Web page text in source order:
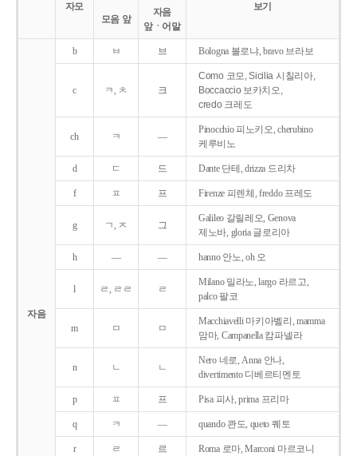
자모
보기
모음 앞
자음
앞ㆍ어말
자음
b ㅂ 브 Bologna 볼로냐, bravo 브라보
c ㅋ, ㅊ 크
Como 코모, Sicilia 시칠리아,
Boccaccio 보카치오,
credo 크레도
ch ㅋ ―
Pinocchio 피노키오, cherubino
케루비노
d ㄷ 드 Dante 단테, drizza 드리차
f ㅍ 프 Firenze 피렌체, freddo 프레도
g ㄱ, ㅈ 그
Galileo 갈릴레오, Genova
제노바, gloria 글로리아
h ― ― hanno 안노, oh 오
l ㄹ, ㄹㄹ ㄹ
Milano 밀라노, largo 라르고,
palco 팔코
m ㅁ ㅁ
Macchiavelli 마키아벨리, mamma
맘마, Campanella 캄파넬라
n ㄴ ㄴ
Nero 네로, Anna 안나,
divertimento 디베르티멘토
p ㅍ 프 Pisa 피사, prima 프리마
q ㅋ ― quando 콴도, queto 퀘토
r ㄹ 르 Roma 로마, Marconi 마르코니